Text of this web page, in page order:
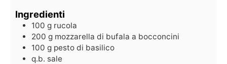
Ingredienti
100 g rucola
200 g mozzarella di bufala a bocconcini
100 g pesto di basilico
q.b. sale